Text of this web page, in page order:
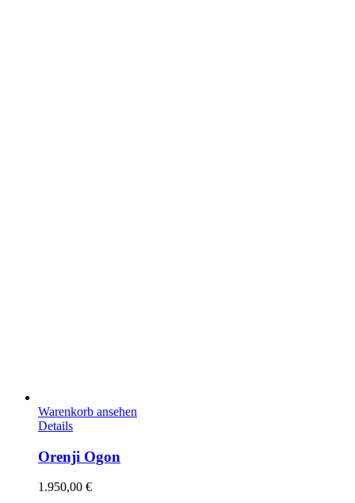
Warenkorb ansehen
Details
Orenji Ogon
1.950,00 €